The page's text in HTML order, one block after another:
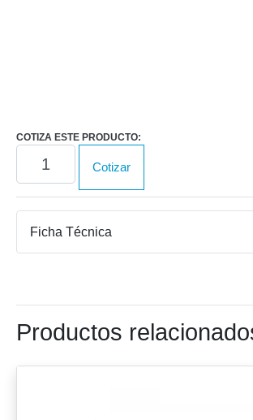
COTIZA ESTE PRODUCTO:
Expert
cantidad
Cotizar
Ficha Técnica
Productos